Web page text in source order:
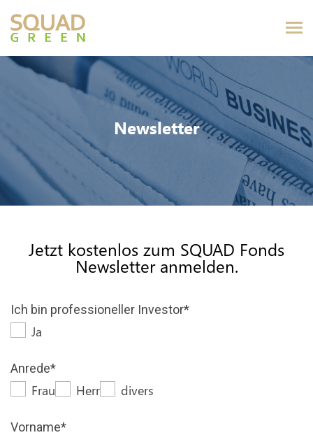
Newsletter
Jetzt kostenlos zum SQUAD Fonds
Newsletter anmelden.
Ich bin professioneller Investor*
Ja
Anrede*
Frau Herr divers
Vorname*